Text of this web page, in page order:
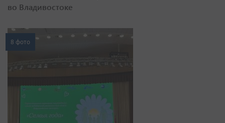
во Владивостоке
8 фото